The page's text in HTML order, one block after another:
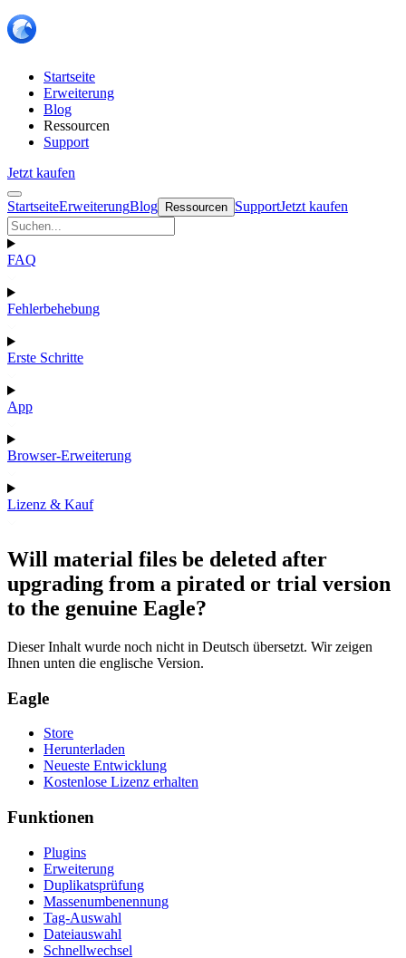
Startseite
Erweiterung
Blog
Ressourcen
Support
Jetzt kaufen
StartseiteErweiterungBlog Ressourcen SupportJetzt kaufen
FAQ
Fehlerbehebung
Erste Schritte
App
Browser-Erweiterung
Lizenz & Kauf
Will material files be deleted after
upgrading from a pirated or trial version
to the genuine Eagle?
Dieser Inhalt wurde noch nicht in Deutsch übersetzt. Wir zeigen
Ihnen unten die englische Version.
Eagle
Store
Herunterladen
Neueste Entwicklung
Kostenlose Lizenz erhalten
Funktionen
Plugins
Erweiterung
Duplikatsprüfung
Massenumbenennung
Tag-Auswahl
Dateiauswahl
Schnellwechsel